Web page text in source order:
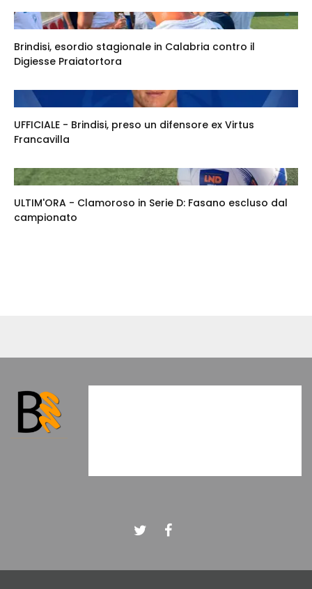
Brindisi, esordio stagionale in Calabria contro il
Digiesse Praiatortora
UFFICIALE - Brindisi, preso un difensore ex Virtus
Francavilla
ULTIM'ORA - Clamoroso in Serie D: Fasano escluso dal
campionato